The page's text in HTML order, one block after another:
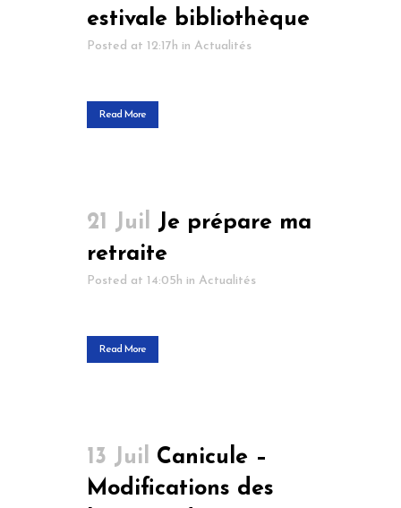
estivale bibliothèque
Posted at 12:17h in Actualités
Read More
21 Juil Je prépare ma
retraite
Posted at 14:05h in Actualités
Read More
13 Juil Canicule –
Modifications des